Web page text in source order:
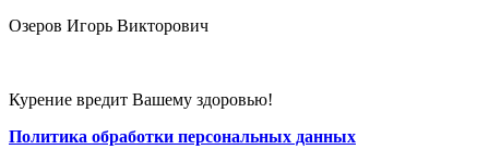
Озеров Игорь Викторович
Курение вредит Вашему здоровью!
Политика обработки персональных данных